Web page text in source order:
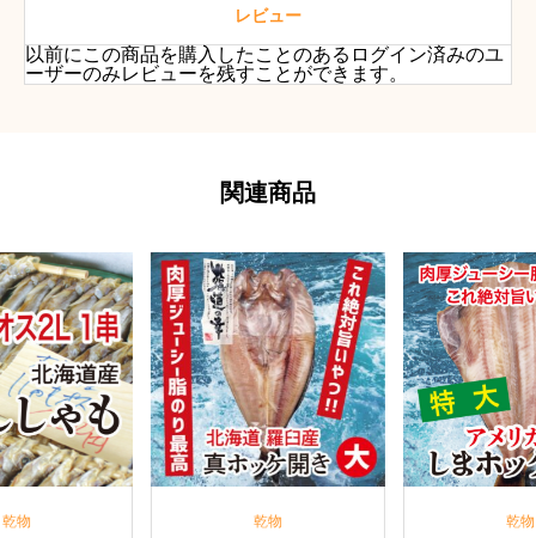
レビュー
以前にこの商品を購入したことのあるログイン済みのユ
ーザーのみレビューを残すことができます。
関連商品